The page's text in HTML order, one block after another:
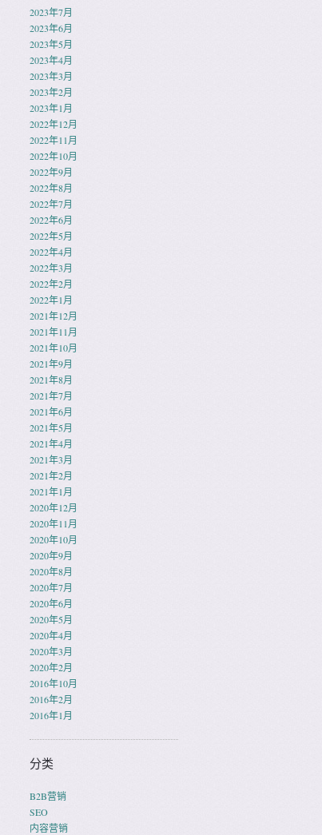
2023年7月
2023年6月
2023年5月
2023年4月
2023年3月
2023年2月
2023年1月
2022年12月
2022年11月
2022年10月
2022年9月
2022年8月
2022年7月
2022年6月
2022年5月
2022年4月
2022年3月
2022年2月
2022年1月
2021年12月
2021年11月
2021年10月
2021年9月
2021年8月
2021年7月
2021年6月
2021年5月
2021年4月
2021年3月
2021年2月
2021年1月
2020年12月
2020年11月
2020年10月
2020年9月
2020年8月
2020年7月
2020年6月
2020年5月
2020年4月
2020年3月
2020年2月
2016年10月
2016年2月
2016年1月
分类
B2B营销
SEO
内容营销